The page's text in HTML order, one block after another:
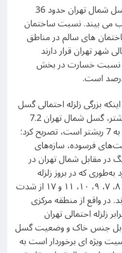
در صورت فعال شدن گسل شمال تهران حدود 36
می بیند. نسبت ساختمان
های سالم در مناطق
شهر تهران قرار دارند
است نسبت خسارت در بخش
بزرگی زلزله احتمالی گسل
مشا فشم به میزان 8 ریشتر، گسل شمال تهران 7.2
ریشتر و گسل ری نزدیک به 7 ریشتر است، تصریح کرد:
فرسوده، سازه‌های
در مقابل شمال تهران در
که در بروز زلزله
خانه‌های واقع در منطقه ۸، ۷، ۹، ۱۰، ۱۱ و ۱۷ از شدت
در واقع از منطقه مرکزی
زلزله احتمالی تهران
جنس خاک و وضعیت گسل
ویژه ای برخوردار است به